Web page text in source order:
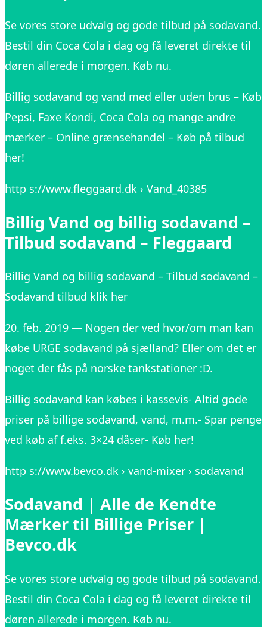
Se vores store udvalg og gode tilbud på sodavand.
Bestil din Coca Cola i dag og få leveret direkte til
døren allerede i morgen. Køb nu.
Billig sodavand og vand med eller uden brus – Køb
Pepsi, Faxe Kondi, Coca Cola og mange andre
mærker – Online grænsehandel – Køb på tilbud
her!
http s://www.fleggaard.dk › Vand_40385
Billig Vand og billig sodavand –
Tilbud sodavand – Fleggaard
Billig Vand og billig sodavand – Tilbud sodavand –
Sodavand tilbud klik her
20. feb. 2019 — Nogen der ved hvor/om man kan
købe URGE sodavand på sjælland? Eller om det er
noget der fås på norske tankstationer :D.
Billig sodavand kan købes i kassevis- Altid gode
priser på billige sodavand, vand, m.m.- Spar penge
ved køb af f.eks. 3×24 dåser- Køb her!
http s://www.bevco.dk › vand-mixer › sodavand
Sodavand | Alle de Kendte
Mærker til Billige Priser |
Bevco.dk
Se vores store udvalg og gode tilbud på sodavand.
Bestil din Coca Cola i dag og få leveret direkte til
døren allerede i morgen. Køb nu.